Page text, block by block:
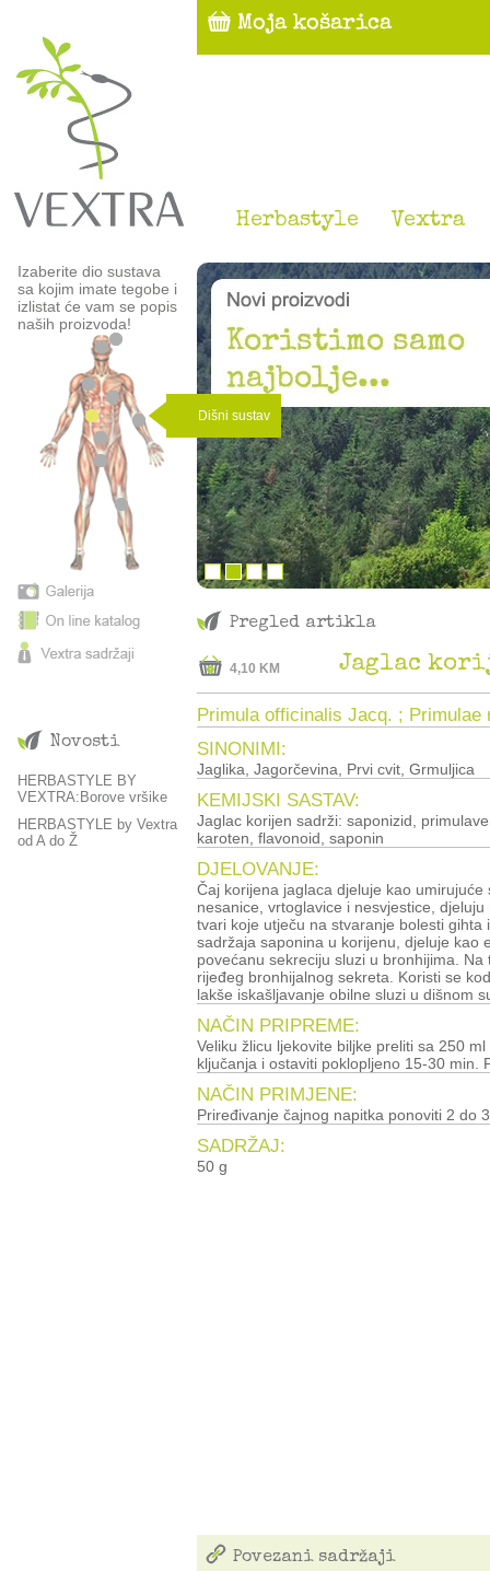
Herbastyle Vextra
Izaberite dio sustava
sa kojim imate tegobe i
izlistat će vam se popis
naših proizvoda!
Dišni sustav
Novosti
HERBASTYLE BY
VEXTRA:Borove vršike
HERBASTYLE by Vextra
od A do Ž
Pregled artikla
4,10 KM Jaglac
Primula officinalis Jacq. ; Primulae
SINONIMI:
Jaglika, Jagorčevina, Prvi cvit, Grmuljica
KEMIJSKI SASTAV:
Jaglac korijen sadrži: saponizid,
karoten, flavonoid, saponin
DJELOVANJE:
Čaj korijena jaglaca djeluje kao umirujuće sredstvo kod glavobolje, nervoze,
nesanice, vrtoglavice i nesvjestice, djeluju
tvari koje utječu na stvaranje bolesti gihta
sadržaja saponina u korijenu, djeluje kao
povećanu sekreciju sluzi u bronhijima.
rijeđeg bronhijalnog sekreta. Koristi se
lakše iskašljavanje obilne sluzi u dišnom
NAČIN PRIPREME:
Veliku žlicu ljekovite biljke preliti sa 250
ključanja i ostaviti poklopljeno 15-30 min.
NAČIN PRIMJENE:
Priređivanje čajnog napitka ponoviti 2 do
SADRŽAJ:
50 g
Povezani sadržaji